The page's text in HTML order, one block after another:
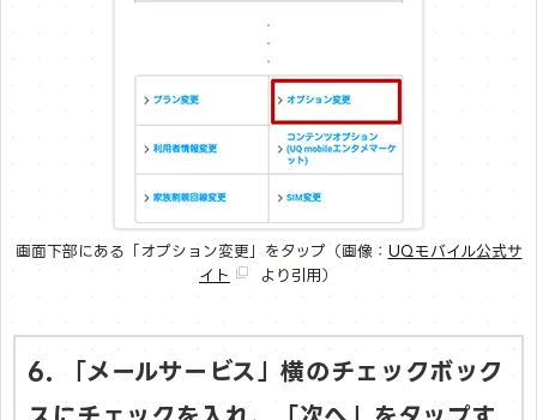
画面下部にある「オプション変更」をタップ（画像： UQモバイル公式サ
イト
より引用）
6. 「メールサービス」横のチェックボック
スにチェックを入れ、「次へ」をタップす